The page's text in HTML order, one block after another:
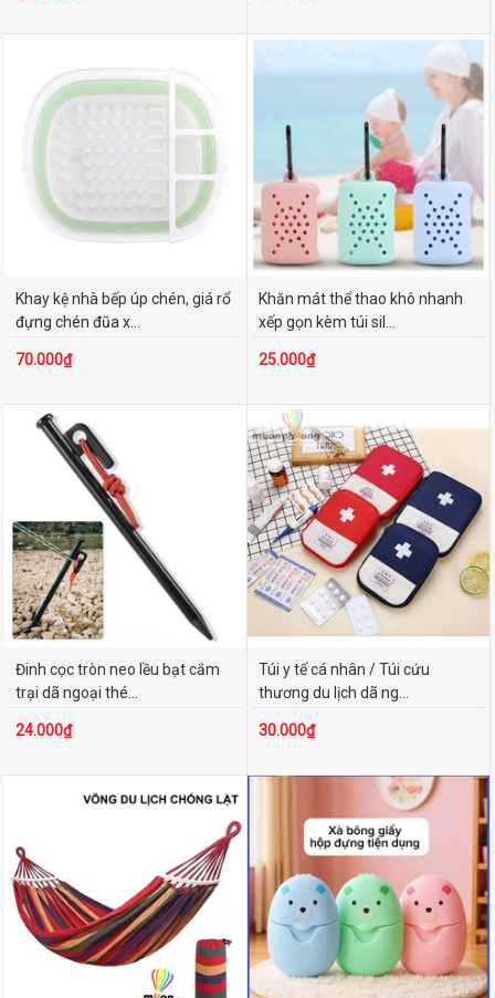
Thiết bị bơi lặn
Bàn ghế xếp
Sinh tồn - Hỗ trợ đa năng
Phụ kiện ô tô - xe máy
Thiết bị điện - điện tử khác
Đồ đựng tiện ích khác
Túi ví cá nhân
Võng - Túi ngủ - Gối
Balo - Túi xách
Quạt - Sấy - Sưởi
Lều - Tăng - Bạt che
Dụng cụ ăn uống - đựng thực phẩm
Nồi - Bếp - Phụ kiện nấu
Phụ kiện dã ngoại
Đèn chiếu sáng và trang trí
KHOẢNG GIÁ
Dưới 50.000₫
100.000₫ - 200.000₫
Trên 500.000₫
Khay kệ nhà bếp úp chén, giá rổ
đựng chén đũa x...
70.000₫
Khăn mát thể thao khô nhanh
xếp gọn kèm túi sil...
25.000₫
Đinh cọc tròn neo lều bạt cắm
trại dã ngoại thé...
24.000₫
Túi y tế cá nhân / Túi cứu
thương du lịch dã ng...
30.000₫